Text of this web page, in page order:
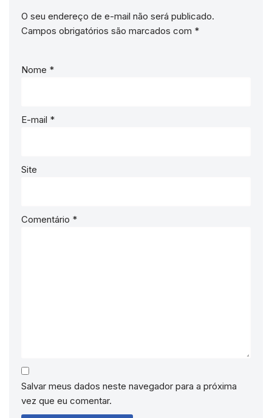
O seu endereço de e-mail não será publicado.
Campos obrigatórios são marcados com *
Nome *
E-mail *
Site
Comentário *
Salvar meus dados neste navegador para a próxima
vez que eu comentar.